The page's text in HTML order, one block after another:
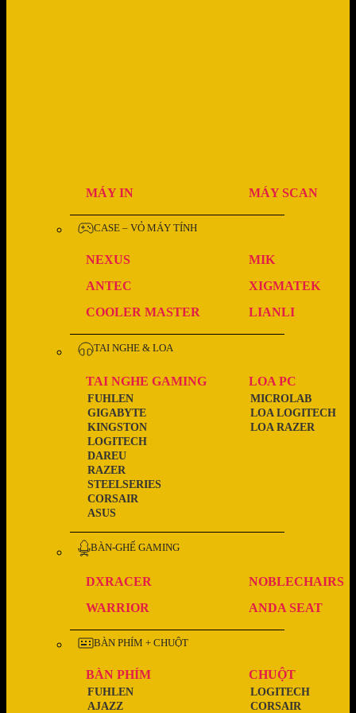
MÁY IN MÁY SCAN
CASE – VỎ MÁY TÍNH
NEXUS
MIK
ANTEC
XIGMATEK
COOLER MASTER
LIANLI
TAI NGHE & LOA
TAI NGHE GAMING
ASUS
CORSAIR
STEELSERIES
RAZER
DAREU
LOGITECH
KINGSTON
GIGABYTE
FUHLEN
LOA PC
LOA RAZER
LOA LOGITECH
MICROLAB
BÀN-GHẾ GAMING
DXRACER
NOBLECHAIRS
WARRIOR
ANDA SEAT
BÀN PHÍM + CHUỘT
BÀN PHÍM
AJAZZ
FUHLEN
CHUỘT
CORSAIR
LOGITECH